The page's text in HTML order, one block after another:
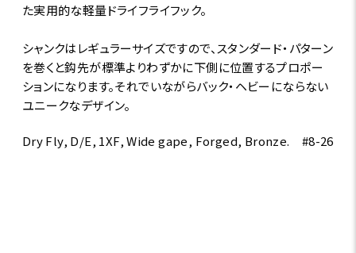
た実用的な軽量ドライフライフック。
シャンクはレギュラーサイズですので、スタンダード・パターン
を巻くと鈎先が標準よりわずかに下側に位置するプロポー
ションになります。それでいながらバック・ヘビーにならない
ユニークなデザイン。
Dry Fly, D/E, 1XF, Wide gape, Forged, Bronze. #8-26